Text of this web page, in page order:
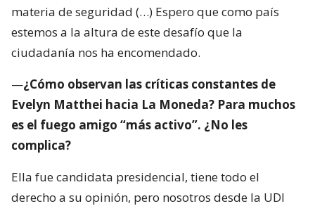
materia de seguridad (…) Espero que como país
estemos a la altura de este desafío que la
ciudadanía nos ha encomendado.
—¿Cómo observan las críticas constantes de
Evelyn Matthei hacia La Moneda? Para muchos
es el fuego amigo “más activo”. ¿No les
complica?
Ella fue candidata presidencial, tiene todo el
derecho a su opinión, pero nosotros desde la UDI